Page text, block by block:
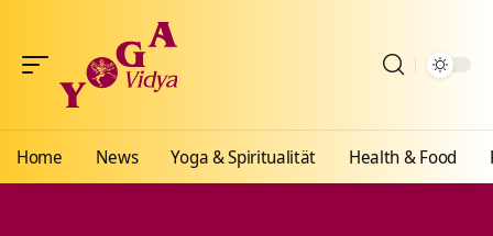
Home News Yoga & Spiritualität Health & Food